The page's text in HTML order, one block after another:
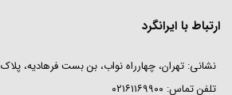
ارتباط با ایرانگرد
نشانی: تهران، چهارراه نواب، بن بست فرهادیه، پلاک۳، واحد۴
تلفن تماس: ۰۲۱۶۱۱۶۹۹۰۰